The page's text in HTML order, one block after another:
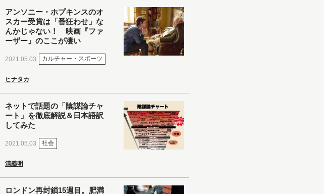
アンソニー・ホプキンスのオ
スカー受賞は「番狂わせ」な
んかじゃない！ 映画『ファ
ーザー』のここが凄い
2021.05.03 カルチャー・スポーツ
ヒナタカ
ネットで話題の「陰謀論チャ
ート」を徹底解説＆日本語訳
してみた
2021.05.03 社会
清義明
ロンドン再封鎖15週目。肥満